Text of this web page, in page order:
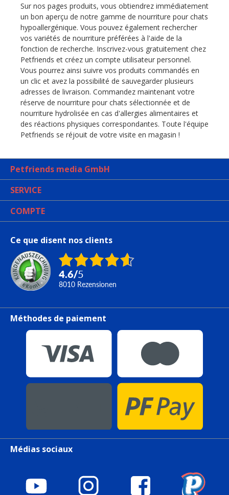
Sur nos pages produits, vous obtiendrez immédiatement
un bon aperçu de notre gamme de nourriture pour chats
hypoallergénique. Vous pouvez également rechercher
vos variétés de nourriture préférées à l'aide de la
fonction de recherche. Inscrivez-vous gratuitement chez
Petfriends et créez un compte utilisateur personnel.
Vous pourrez ainsi suivre vos produits commandés en
un clic et avez la possibilité de sauvegarder plusieurs
adresses de livraison. Commandez maintenant votre
réserve de nourriture pour chats sélectionnée et de
nourriture hydrolisée en cas d'allergies alimentaires et
des réactions physiques correspondantes. Toute l'équipe
Petfriends se réjouit de votre visite en magasin !
Petfriends media GmbH
SERVICE
COMPTE
Ce que disent nos clients
4.6/5
8010 Rezensionen
Méthodes de paiement
Médias sociaux